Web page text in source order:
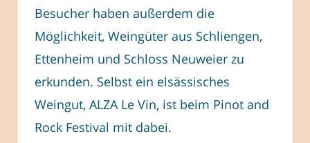
Besucher haben außerdem die
Möglichkeit, Weingüter aus Schliengen,
Ettenheim und Schloss Neuweier zu
erkunden. Selbst ein elsässisches
Weingut, ALZA Le Vin, ist beim Pinot and
Rock Festival mit dabei.